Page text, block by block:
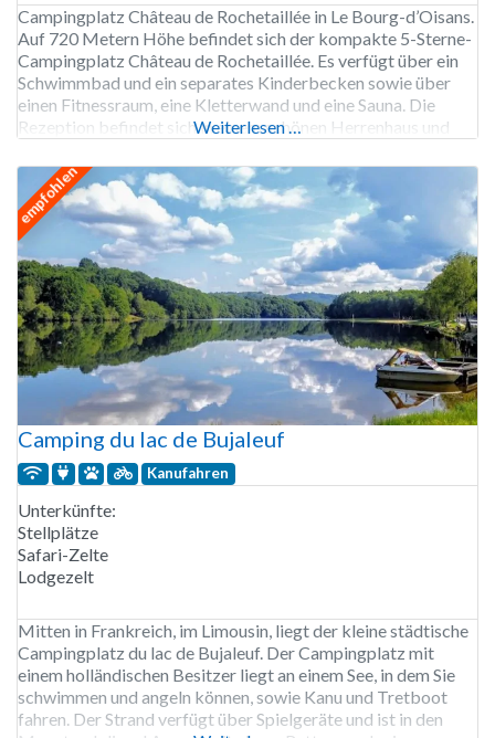
Campingplatz Château de Rochetaillée in Le Bourg-d’Oisans.
Auf 720 Metern Höhe befindet sich der kompakte 5-Sterne-
Campingplatz Château de Rochetaillée. Es verfügt über ein
Schwimmbad und ein separates Kinderbecken sowie über
einen Fitnessraum, eine Kletterwand und eine Sauna. Die
Rezeption befindet sich in einem schönen Herrenhaus und
der Umgebung gibt es zahlreiche Wanderwege
Weiterlesen …
empfohlen
Camping du lac de Bujaleuf
Kanufahren
Unterkünfte:
Stellplätze
Safari-Zelte
Lodgezelt
Mitten in Frankreich, im Limousin, liegt der kleine städtische
Campingplatz du lac de Bujaleuf. Der Campingplatz mit
einem holländischen Besitzer liegt an einem See, in dem Sie
schwimmen und angeln können, sowie Kanu und Tretboot
fahren. Der Strand verfügt über Spielgeräte und ist in den